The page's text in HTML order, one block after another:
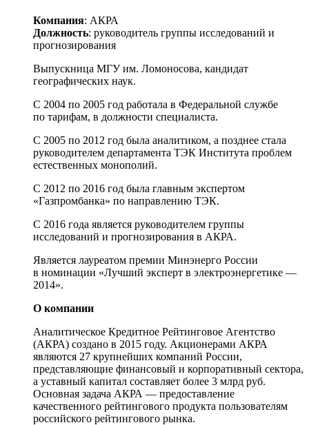
Компания: АКРА
Должность: руководитель группы исследований и
прогнозирования
Выпускница МГУ им. Ломоносова, кандидат
географических наук.
С 2004 по 2005 год работала в Федеральной службе
по тарифам, в должности специалиста.
С 2005 по 2012 год была аналитиком, а позднее стала
руководителем департамента ТЭК Института проблем
естественных монополий.
С 2012 по 2016 год была главным экспертом
«Газпромбанка» по направлению ТЭК.
С 2016 года является руководителем группы
исследований и прогнозирования в АКРА.
Является лауреатом премии Минэнерго России
в номинации «Лучший эксперт в электроэнергетике —
2014».
О компании
Аналитическое Кредитное Рейтинговое Агентство
(АКРА) создано в 2015 году. Акционерами АКРА
являются 27 крупнейших компаний России,
представляющие финансовый и корпоративный сектора,
а уставный капитал составляет более 3 млрд руб.
Основная задача АКРА — предоставление
качественного рейтингового продукта пользователям
российского рейтингового рынка.